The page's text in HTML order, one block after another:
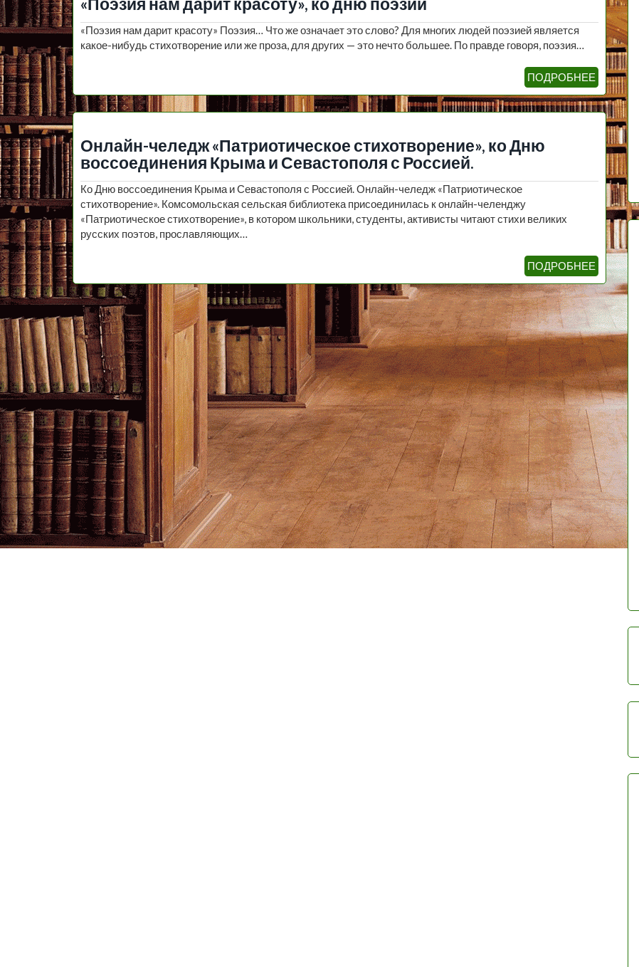
«Поэзия нам дарит красоту», ко дню поэзии
«Поэзия нам дарит красоту» Поэзия… Что же означает это слово? Для многих людей поэзией является
какое-нибудь стихотворение или же проза, для других — это нечто большее. По правде говоря, поэзия…
ПОДРОБНЕЕ
Онлайн-челедж «Патриотическое стихотворение», ко Дню
воссоединения Крыма и Севастополя с Россией.
Ко Дню воссоединения Крыма и Севастополя с Россией. Онлайн-челедж «Патриотическое
стихотворение». Комсомольская сельская библиотека присоединилась к онлайн-челенджу
«Патриотическое стихотворение», в котором школьники, студенты, активисты читают стихи великих
русских поэтов, прославляющих…
ПОДРОБНЕЕ